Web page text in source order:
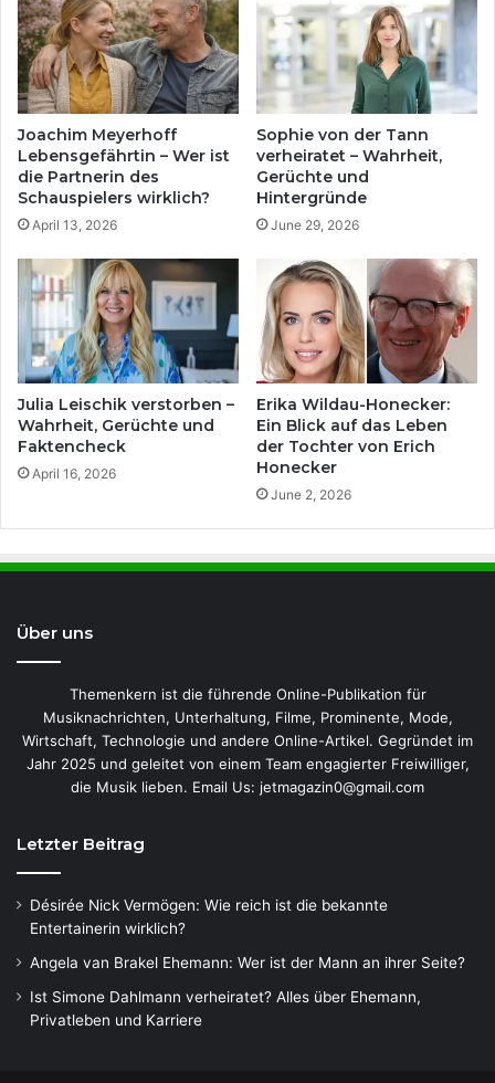
Joachim Meyerhoff
Lebensgefährtin – Wer ist
die Partnerin des
Schauspielers wirklich?
April 13, 2026
Sophie von der Tann
verheiratet – Wahrheit,
Gerüchte und
Hintergründe
June 29, 2026
Julia Leischik verstorben –
Wahrheit, Gerüchte und
Faktencheck
April 16, 2026
Erika Wildau-Honecker:
Ein Blick auf das Leben
der Tochter von Erich
Honecker
June 2, 2026
Über uns
Themenkern ist die führende Online-Publikation für
Musiknachrichten, Unterhaltung, Filme, Prominente, Mode,
Wirtschaft, Technologie und andere Online-Artikel. Gegründet im
Jahr 2025 und geleitet von einem Team engagierter Freiwilliger,
die Musik lieben. Email Us: jetmagazin0@gmail.com
Letzter Beitrag
Désirée Nick Vermögen: Wie reich ist die bekannte
Entertainerin wirklich?
Angela van Brakel Ehemann: Wer ist der Mann an ihrer Seite?
Ist Simone Dahlmann verheiratet? Alles über Ehemann,
Privatleben und Karriere